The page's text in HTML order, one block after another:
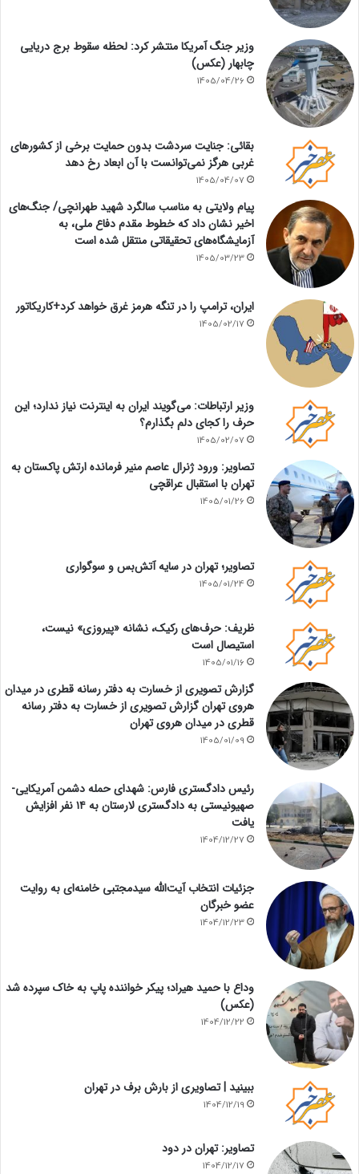
وزیر جنگ آمریکا منتشر کرد: لحظه سقوط برج دریایی
چابهار (عکس)
1405/04/26
بقائی: جنایت سردشت بدون حمایت برخی از کشورهای
غربی هرگز نمی‌توانست با آن ابعاد رخ دهد
1405/04/07
پیام ولایتی به مناسب سالگرد شهید طهرانچی/ جنگ‌های
اخیر نشان داد که خطوط مقدم دفاع ملی، به
آزمایشگاه‌های تحقیقاتی منتقل شده است
1405/03/23
ایران، ترامپ را در تنگه هرمز غرق خواهد کرد+کاریکاتور
1405/02/17
وزیر ارتباطات: می‌گویند ایران به اینترنت نیاز ندارد؛ این
حرف را کجای دلم بگذارم؟
1405/02/07
تصاویر: ورود ژنرال عاصم منیر فرمانده ارتش پاکستان به
تهران با استقبال عراقچی
1405/01/26
تصاویر؛ تهران در سایه آتش‌بس و سوگواری
1405/01/24
ظریف: حرف‌های رکیک، نشانه «پیروزی» نیست،
استیصال است
1405/01/16
گزارش تصویری از خسارت به دفتر رسانه قطری در میدان
هروی تهران گزارش تصویری از خسارت به دفتر رسانه
قطری در میدان هروی تهران
1405/01/09
رئیس دادگستری فارس: شهدای حمله دشمن آمریکایی-
صهیونیستی به دادگستری لارستان به ۱۴ نفر افزایش
یافت
1404/12/27
جزئیات انتخاب آیت‌الله سیدمجتبی خامنه‌ای به روایت
عضو خبرگان
1404/12/23
وداع با حمید هیراد؛ پیکر خواننده پاپ به خاک سپرده شد
(عکس)
1404/12/22
ببینید | تصاویری از بارش برف در تهران
1404/12/19
تصاویر: تهران در دود
1404/12/17